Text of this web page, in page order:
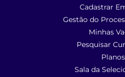
Cadastrar
Gestão do
Minhas
Pesquisar
Planos
Sala da